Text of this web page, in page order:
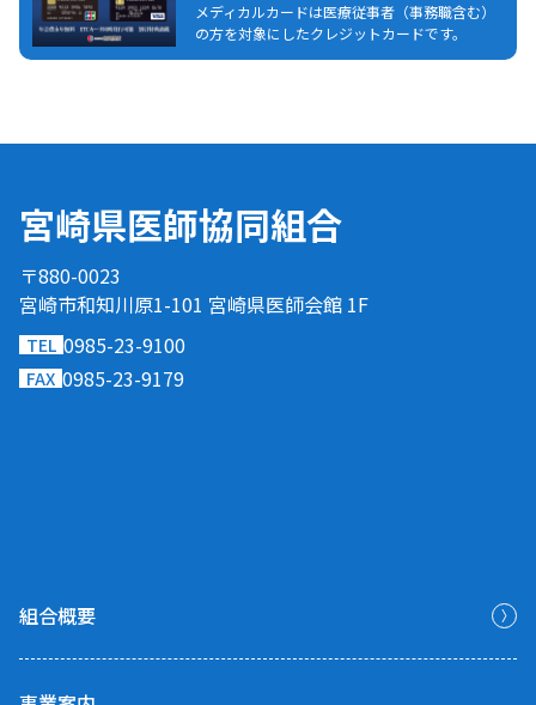
メディカルカードは医療従事者（事務職含む）
の方を対象にしたクレジットカードです。
宮崎県医師協同組合
〒880-0023
宮崎市和知川原1-101 宮崎県医師会館 1F
TEL 0985-23-9100
FAX 0985-23-9179
組合概要